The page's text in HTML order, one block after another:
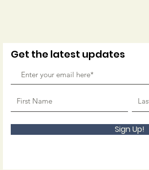
Get the latest updates
Sign Up!